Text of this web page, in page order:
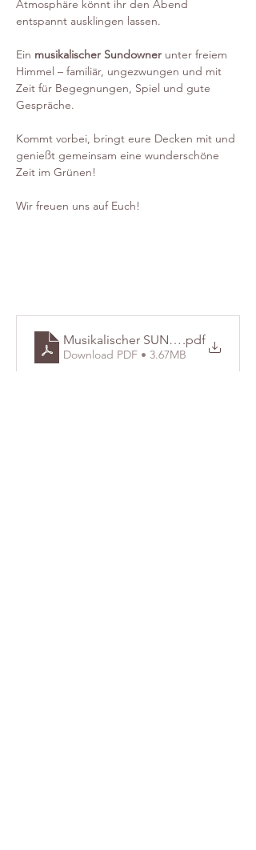
Atmosphäre könnt ihr den Abend
entspannt ausklingen lassen.
Ein musikalischer Sundowner unter freiem
Himmel – familiär, ungezwungen und mit
Zeit für Begegnungen, Spiel und gute
Gespräche.
Kommt vorbei, bringt eure Decken mit und
genießt gemeinsam eine wunderschöne
Zeit im Grünen!
Wir freuen uns auf Euch!
Musikalischer SUNDOWNER
.pdf
Download PDF • 3.67MB